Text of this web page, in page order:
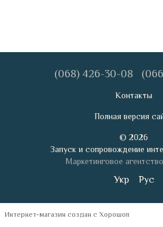
(068) 426-30-08
Контакты
Полная версия
© 2026
Запуск и сопровождение
Маркетинговое
Укр Рус
Интернет-магазин создан с Хорошоп